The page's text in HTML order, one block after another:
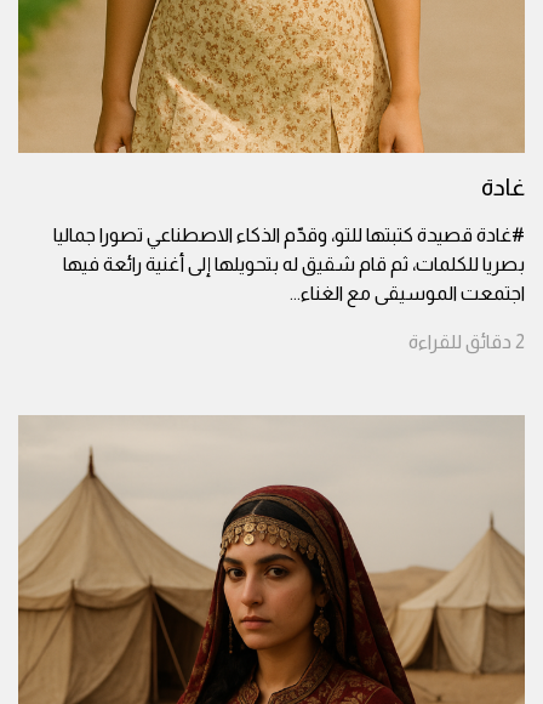
غادة
#غادة قصيدة كتبتها للتو، وقدّم الذكاء الاصطناعي تصورا جماليا
بصريا للكلمات، ثم قام شقيق له بتحويلها إلى أغنية رائعة فيها
اجتمعت الموسيقى مع الغناء...
2 دقائق للقراءة